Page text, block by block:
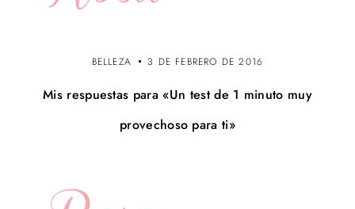
BELLEZA 3 DE FEBRERO DE 2016
Mis respuestas para «Un test de 1 minuto muy
provechoso para ti»